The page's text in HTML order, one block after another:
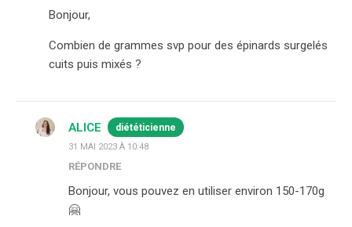
Bonjour,
Combien de grammes svp pour des épinards surgelés
cuits puis mixés ?
ALICE diététicienne
31 MAI 2023 À 10:48
RÉPONDRE
Bonjour, vous pouvez en utiliser environ 150-170g
🤗